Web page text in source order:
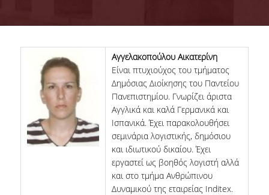
ΜΑΘΗΜΑΤΑ
ΟΔΗΓΟΣ ΣΠΟΥΔΩΝ
TESTIMONIALS
ΣΕ ΠΟΙΟΥΣ ΑΠΕΥΘΥΝΕΤΑΙ
Αγγελακοπούλου Αικατερίνη
Είναι πτυχιούχος του τμήματος
Δημόσιας Διοίκησης του Παντείου
Πανεπιστημίου. Γνωρίζει άριστα
Αγγλικά και καλά Γερμανικά και
Ισπανικά. Έχει παρακολουθήσει
σεμινάρια λογιστικής, δημόσιου
και ιδιωτικού δικαίου. Έχει
εργαστεί ως βοηθός λογιστή αλλά
και στο τμήμα Ανθρώπινου
Δυναμικού της εταιρείας Inditex.